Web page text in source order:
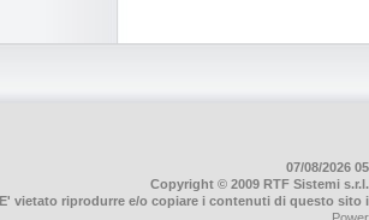
07/08/2026
Copyright © 2009 RTF Sistemi
E' vietato riprodurre e/o copiare i contenuti di questo